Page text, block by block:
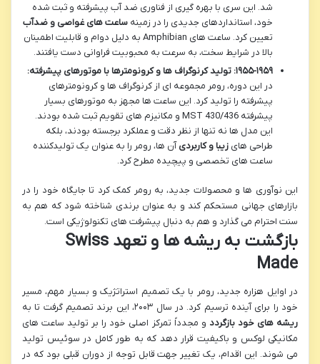
شد. این سری با بهره گیری از فناوری ضد آب پیشرفته و ثبت شده
خود، استانداردهای جدیدی را در زمینه ساعت های غواصی و ضدآب
تعیین کرد. ساعت های Amphibian به دلیل دوام و قابلیت اطمینان
بالا در شرایط سخت، به سرعت به محبوبیت فراوانی دست یافتند.
۱۹۵۵-۱۹۵۹: تولید کرنوگراف ها و کرونومترها با موتورهای پیشرفته:
در این دوره، رومر مجموعه ای از کرنوگراف ها و کرونومترهای
پیشرفته را تولید کرد. این ساعت ها مجهز به موتورهای بسیار
پیشرفته MST 430/436 و مکانیزم های تقویم ثبت شده بودند.
این مدل ها نه تنها از نظر دقت و عملکرد برجسته بودند، بلکه
طراحی های زیبا و کاربردیآن ها، رومر را به عنوان یک تولیدکننده
ساعت های تخصصی و پیچیده مطرح کرد.
این نوآوری ها و محصولات جدید، به رومر کمک کرد تا جایگاه خود را در
بازارهای جهانی مستحکم کند و به عنوان برندی شناخته شود که هم به
سنت احترام می گذارد و هم به دنبال پیشرفت های تکنولوژیکی است.
بازگشت به ریشه ها و تعهد Swiss
Made
در اوایل هزاره جدید، رومر با یک تصمیم استراتژیک و بسیار مهم، مسیر
خود را برای آینده ترسیم کرد. در سال ۲۰۰۳، این برند تصمیم گرفت تا به
ریشه های خود بازگردد و مجدداً تمرکز اصلی خود را بر تولید ساعت های
مکانیکی لوکس و باکیفیت قرار دهد که به طور کامل در سوئیس تولید
می شوند. این اقدام، یک تغییر جهت قابل توجه از دوران قبلی بود که در